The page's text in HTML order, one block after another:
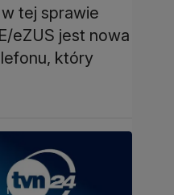
tej sprawie
eZUS jest nowa
który